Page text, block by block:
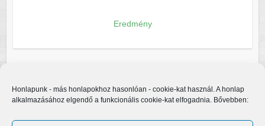
Honlapunk - más honlapokhoz hasonlóan - cookie-kat használ. A honlap
alkalmazásához elgendő a funkcionális cookie-kat elfogadnia. Bővebben:
Eredmény